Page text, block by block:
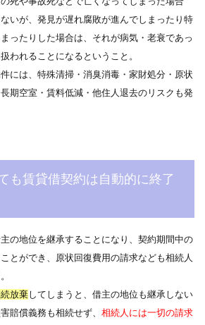
いが、発見が遅れ腐敗が進んでしまったり特
ったりした場合は、それが病気・老衰であっ
われることになるということ。
には、特殊清掃・消臭消毒・家財処分・原状
期空室・賃料低減・他住人退去のリスクも発
も賃貸借契約は自動的に終了
の地位を継承することになり、契約期間中の
とができ、原状回復費用の請求なども相続人
放棄してしまうと、借主の地位も継承しない
賠償義務も相続せず、 相続人には一切の請求